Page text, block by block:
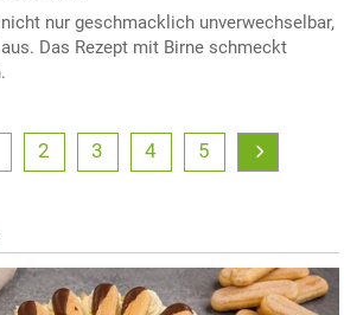
nur geschmacklich unverwechselbar,
Das Rezept mit Birne schmeckt
2 3 4 5